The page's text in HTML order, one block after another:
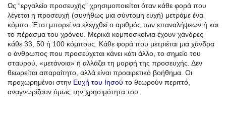
Ως “εργαλείο προσευχής” χρησιμοποιείται όταν κάθε φορά που
λέγεται η προσευχή (συνήθως μια σύντομη ευχή) μετράμε ένα
κόμπο. Έτσι μπορεί να ελεγχθεί ο αριθμός των επαναλήψεων ή και
το πέρασμα του χρόνου. Μερικά κομποσκοίνια έχουν χάνδρες
κάθε 33, 50 ή 100 κόμπους. Κάθε φορά που μετριέται μια χάνδρα
ο άνθρωπος που προσεύχεται κάνει κάτι άλλο, το σημείο του
σταυρού, «μετάνοια» ή αλλάζει τη μορφή της προσευχής. Δεν
θεωρείται απαραίτητο, αλλά είναι προαιρετικό βοήθημα. Οι
προχωρημένοι στην Ευχή του Ιησού το θεωρούν περιττό,
αναγνωρίζουν όμως την χρησιμότητα του.